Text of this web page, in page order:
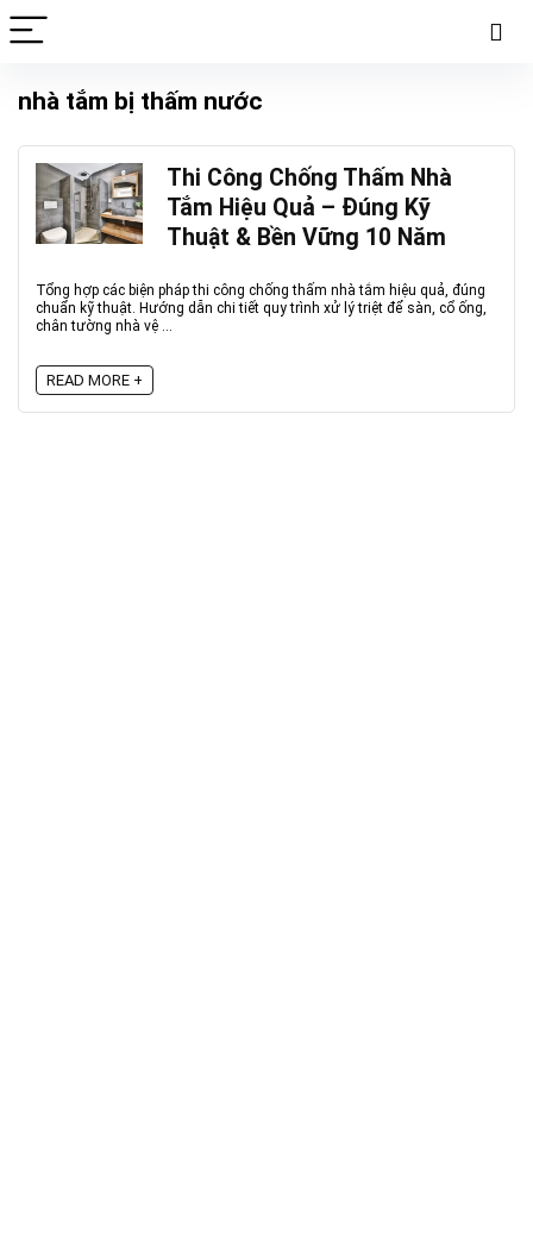
nhà tắm bị thấm nước
Thi Công Chống Thấm Nhà
Tắm Hiệu Quả – Đúng Kỹ
Thuật & Bền Vững 10 Năm
Tổng hợp các biện pháp thi công chống thấm nhà tắm hiệu quả, đúng
chuẩn kỹ thuật. Hướng dẫn chi tiết quy trình xử lý triệt để sàn, cổ ống,
chân tường nhà vệ ...
READ MORE +